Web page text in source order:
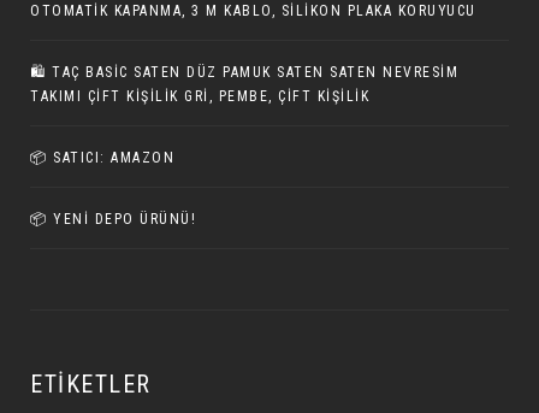
OTOMATIK KAPANMA, 3 M KABLO, SILIKON PLAKA KORUYUCU
🛍️ TAÇ BASIC SATEN DÜZ PAMUK SATEN SATEN NEVRESIM
TAKIMI ÇIFT KIŞILIK GRI, PEMBE, ÇIFT KIŞILIK
📦 SATICI: AMAZON
📦 YENI DEPO ÜRÜNÜ!
ETIKETLER